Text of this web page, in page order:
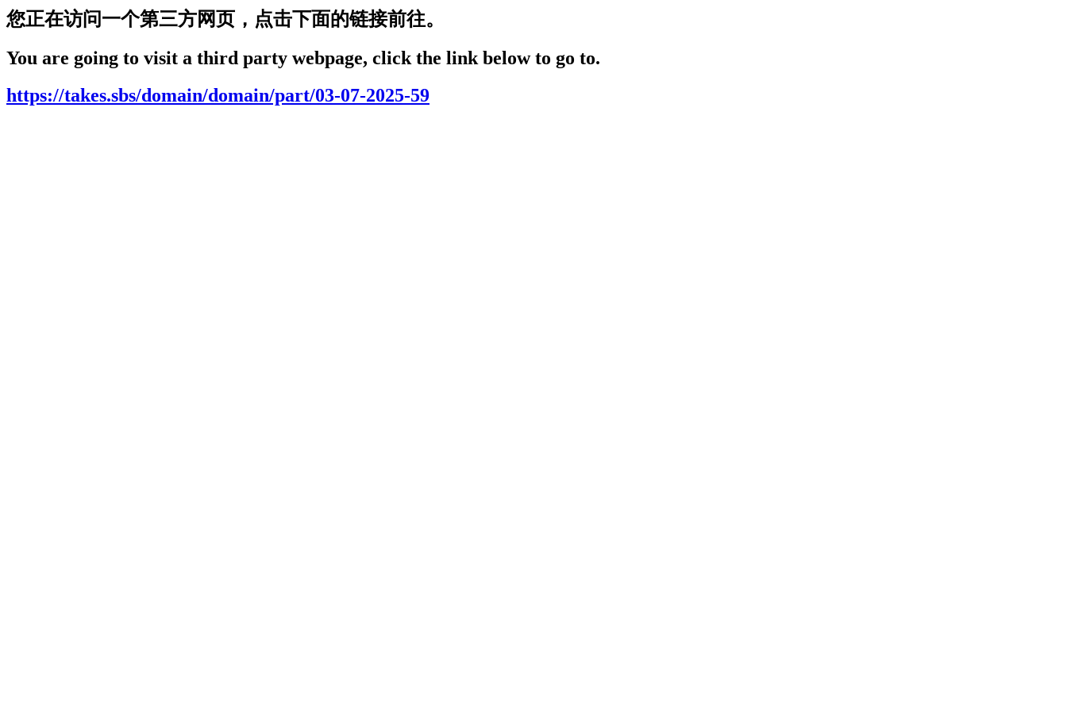
您正在访问一个第三方网页，点击下面的链接前往。
You are going to visit a third party webpage, click the link below to go to.
https://takes.sbs/domain/domain/part/03-07-2025-59